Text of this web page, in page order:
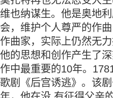
维也纳谋生。他是奥地
会，维护个人尊严的作
作曲家，实际上仍然无
他的思想和创作产生了
作中最重要的10年。
歌剧《后宫诱逃》。该